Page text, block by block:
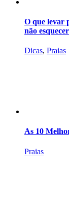
O que levar
não
Dicas, Praias
As 10
Praias